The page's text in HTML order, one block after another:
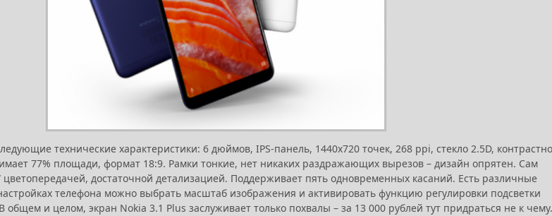
технические характеристики: 6 дюймов, IPS-панель, 1440х720 точек, 268 ppi, стекло 2.5D,
77% площади, формат 18:9. Рамки тонкие, нет никаких раздражающих вырезов – дизайн опрятен. Сам
цветопередачей, достаточной детализацией. Поддерживает пять одновременных касаний. Есть различные
телефона можно выбрать масштаб изображения и активировать функцию регулировки подсветки
общем и целом, экран Nokia 3.1 Plus заслуживает только похвалы – за 13 000 рублей тут придраться не к